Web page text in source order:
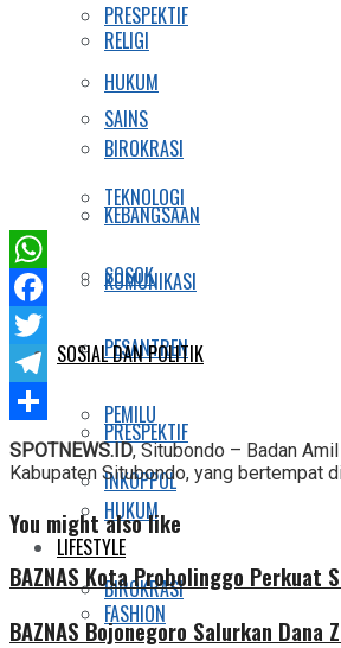
PRESPEKTIF
HUKUM
BIROKRASI
KEBANGSAAN
KOMUNIKASI
PESANTREN
PEMILU
INKOPPOL
LIFESTYLE
FASHION
RELIGI
SAINS
TEKNOLOGI
SOSOK
SOSIAL DAN POLITIK
PRESPEKTIF
HUKUM
BIROKRASI
WhatsApp
Facebook
Twitter
Telegram
Share
SPOTNEWS.ID, Situbondo – Badan
Kabupaten Situbondo, yang bertempat
You might also like
BAZNAS Kota Probolinggo Perkuat
BAZNAS Bojonegoro Salurkan